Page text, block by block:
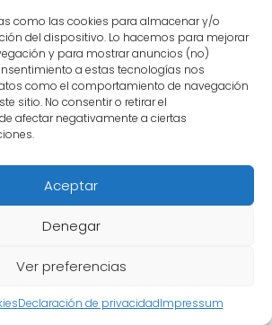
como las cookies para almacenar y/o
del dispositivo. Lo hacemos para mejorar
y para mostrar anuncios (no)
a estas tecnologías nos
como el comportamiento de navegación
sitio. No consentir o retirar el
afectar negativamente a ciertas
Aceptar
Denegar
Ver preferencias
Declaración de privacidadImpressum
diferentes tipos de amor
de las relaciones
el amor puede influir en
incluso en un mundo de
y aventuras épicas.